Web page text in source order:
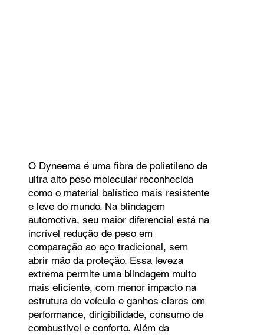
O Dyneema é uma fibra de polietileno de
ultra alto peso molecular reconhecida
como o material balístico mais resistente
e leve do mundo. Na blindagem
automotiva, seu maior diferencial está na
incrível redução de peso em
comparação ao aço tradicional, sem
abrir mão da proteção. Essa leveza
extrema permite uma blindagem muito
mais eficiente, com menor impacto na
estrutura do veículo e ganhos claros em
performance, dirigibilidade, consumo de
combustível e conforto. Além da